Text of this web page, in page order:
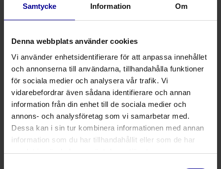
Samtycke Information Om
Denna webbplats använder cookies
Vi använder enhetsidentifierare för att anpassa innehållet
och annonserna till användarna, tillhandahålla funktioner
för sociala medier och analysera vår trafik. Vi
vidarebefordrar även sådana identifierare och annan
information från din enhet till de sociala medier och
annons- och analysföretag som vi samarbetar med.
Dessa kan i sin tur kombinera informationen med annan
information som du har tillhandahållit eller som de har
samlat in när du har använt deras tjänster.
Intubationsledare
Luftvägsprodukter
Sugslang
Luftvägsprodukter
Bougie
Intubation hjälpmedel Intubation